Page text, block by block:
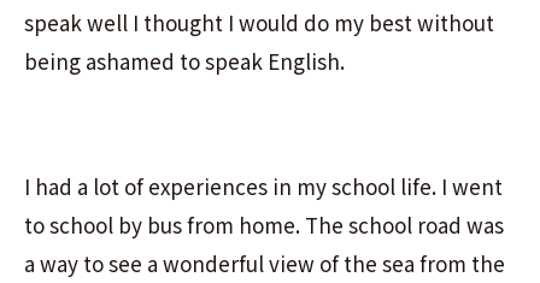
speak well I thought I would do my best without
being ashamed to speak English.
I had a lot of experiences in my school life. I went
to school by bus from home. The school road was
a way to see a wonderful view of the sea from the